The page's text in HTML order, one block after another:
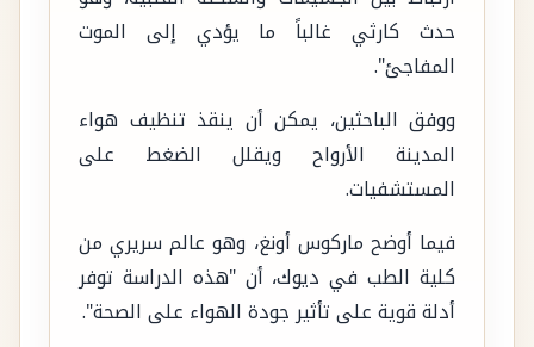
حدث كارثي غالباً ما يؤدي إلى الموت
المفاجئ".
ووفق الباحثين، يمكن أن ينقذ تنظيف هواء
المدينة الأرواح ويقلل الضغط على
المستشفيات.
فيما أوضح ماركوس أونغ، وهو عالم سريري من
كلية الطب في ديوك، أن "هذه الدراسة توفر
أدلة قوية على تأثير جودة الهواء على الصحة".